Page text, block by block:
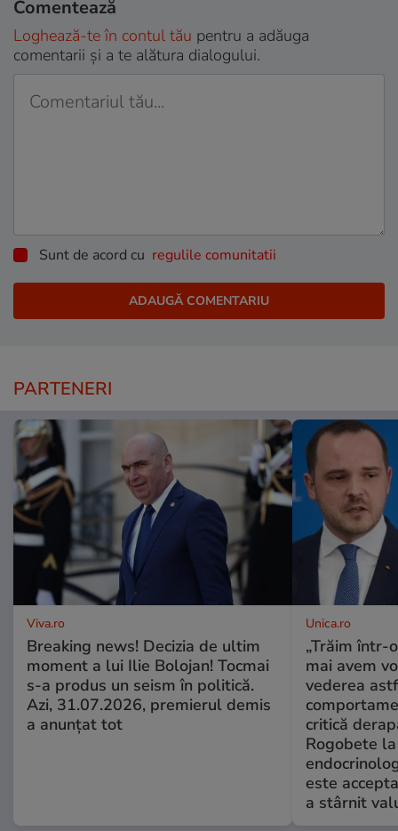
Comentează
Loghează-te în contul tău pentru a adăuga
comentarii și a te alătura dialogului.
Sunt de acord cu regulile comunitatii
PARTENERI
Viva.ro
Breaking news! Decizia de ultim
moment a lui Ilie Bolojan! Tocmai
s-a produs un seism în politică.
Azi, 31.07.2026, premierul demis
a anunțat tot
Unica.ro
„Trăim într-
mai avem
vederea
critică
Rogobete
este
a stârnit